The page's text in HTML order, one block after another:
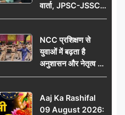
वार्ता, JPSC-JSSC
पेपर लीक के विरोध में
विधानसभा घेराव का
ऐलान
NCC प्रशिक्षण से
युवाओं में बढ़ता है
अनुशासन और नेतृत्व का
गुण: डॉ. जी.एन. खान
Aaj Ka Rashifal
09 August 2026: